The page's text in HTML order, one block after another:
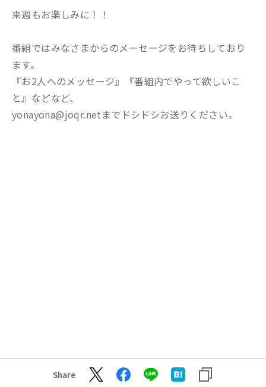
来週もお楽しみに！！
番組ではみなさまからのメーセージをお待ちしており
ます。
『お2人へのメッセージ』『番組内でやって欲しいこ
と』などなど、
yonayona@joqr.netまでドシドシお送りください。
Share